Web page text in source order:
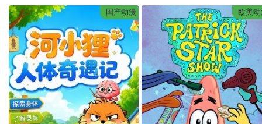
国产动漫 欧美